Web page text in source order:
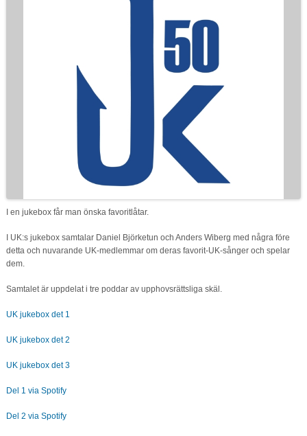
I en jukebox får man önska favoritlåtar.
I UK:s jukebox samtalar Daniel Björketun och Anders Wiberg med några före
detta och nuvarande UK-medlemmar om deras favorit-UK-sånger och spelar
dem.
Samtalet är uppdelat i tre poddar av upphovsrättsliga skäl.
UK jukebox det 1
UK jukebox det 2
UK jukebox det 3
Del 1 via Spotify
Del 2 via Spotify